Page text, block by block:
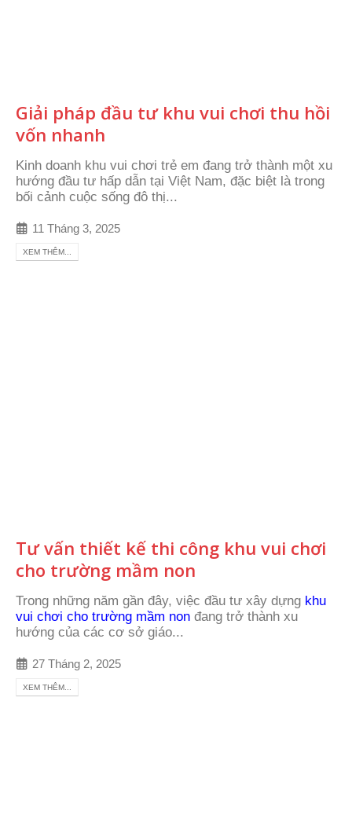
Giải pháp đầu tư khu vui chơi thu hồi
vốn nhanh
Kinh doanh khu vui chơi trẻ em đang trở thành một xu
hướng đầu tư hấp dẫn tại Việt Nam, đặc biệt là trong
bối cảnh cuộc sống đô thị...
11 Tháng 3, 2025
XEM THÊM...
Tư vấn thiết kế thi công khu vui chơi
cho trường mầm non
Trong những năm gần đây, việc đầu tư xây dựng khu
vui chơi cho trường mầm non đang trở thành xu
hướng của các cơ sở giáo...
27 Tháng 2, 2025
XEM THÊM...